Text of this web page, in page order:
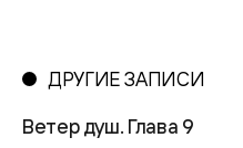
ДРУГИЕ ЗАПИСИ
Ветер душ. Глава 9